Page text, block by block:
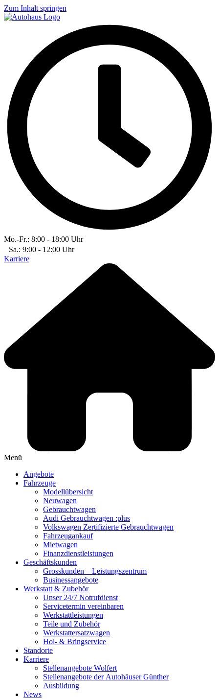
Zum Inhalt springen
Mo.-Fr.: 8:00 - 18:00 Uhr
Sa.: 9:00 - 12:00 Uhr
Karriere
Menü
Angebote
Fahrzeuge
Modellübersicht
Neuwagen
Gebrauchtwagen
Audi Gebrauchtwagen :plus
Volkswagen Zertifizierte Gebrauchtwagen
Fahrzeugankauf
Mietwagen
Finanzdienstleistungen
Geschäftskunden
Grosskunden – Leistungszentrum
Businessangebote
Werkstatt & Zubehör
Unser 24/7 Notrufdienst
Servicetermin vereinbaren
Werkstattleistungen
Teile und Zubehör
Werkstattersatzwagen
Hol- & Bringservice
Standorte
Karriere
Stellenangebote Wolfert
Stellenangebote der Autohäuser Günther
Ausbildung
News